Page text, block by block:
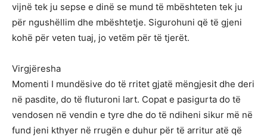
vijnë tek ju sepse e dinë se mund të mbështeten tek ju
për ngushëllim dhe mbështetje. Sigurohuni që të gjeni
kohë për veten tuaj, jo vetëm për të tjerët.
Virgjëresha
Momenti I mundësive do të rritet gjatë mëngjesit dhe deri
në pasdite, do të fluturoni lart. Copat e pasigurta do të
vendosen në vendin e tyre dhe do të ndiheni sikur më në
fund jeni kthyer në rrugën e duhur për të arritur atë që